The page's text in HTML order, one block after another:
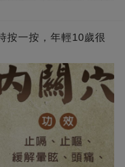
按一按，年輕10歲很